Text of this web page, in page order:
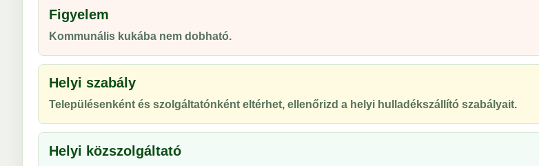
Figyelem
Kommunális kukába nem dobható.
Helyi szabály
Településenként és szolgáltatónként eltérhet, ellenőrizd a helyi hulladékszállító szabályait.
Helyi közszolgáltató